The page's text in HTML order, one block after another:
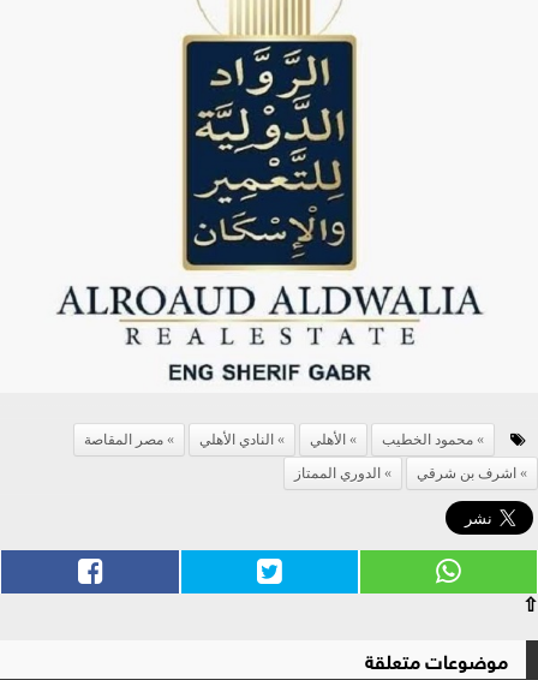
محمود الخطيب الأهلي النادي الأهلي
مصر المقاصة
اشرف بن شرقي
الدوري الممتاز
⇧
موضوعات متعلقة